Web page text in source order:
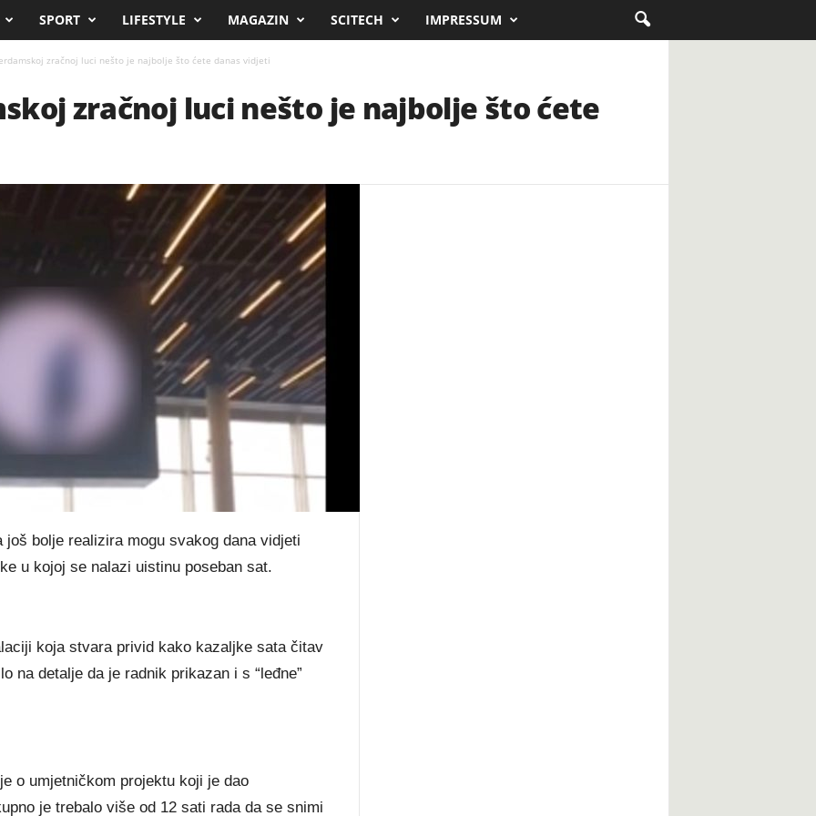
SPORT LIFESTYLE MAGAZIN SCITECH IMPRESSUM
zračnoj luci nešto je najbolje što ćete danas vidjeti
zračnoj luci nešto je najbolje što ćete
bolje realizira mogu svakog dana vidjeti
u kojoj se nalazi uistinu poseban sat.
koja stvara privid kako kazaljke sata čitav
na detalje da je radnik prikazan i s “leđne”
o umjetničkom projektu koji je dao
je trebalo više od 12 sati rada da se snimi